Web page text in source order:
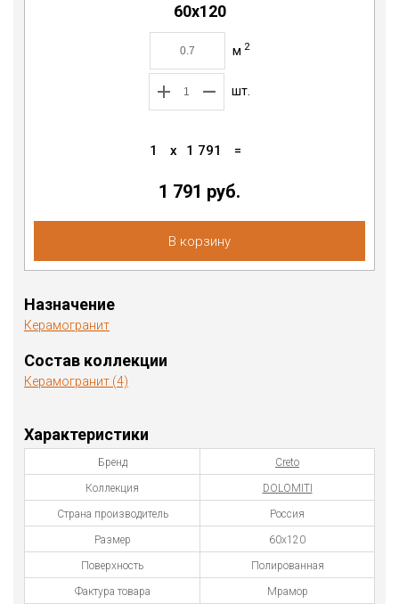
60x120
м 2
шт.
1 x 1 791 =
1 791 руб.
В корзину
Назначение
Керамогранит
Состав коллекции
Керамогранит (4)
Характеристики
Бренд Creto
Коллекция DOLOMITI
Страна производитель Россия
Размер 60x120
Поверхность Полированная
Фактура товара Мрамор